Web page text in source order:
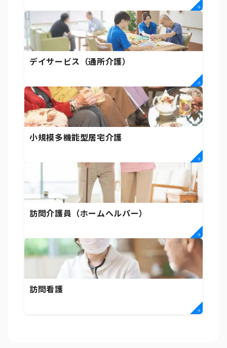
デイサービス（通所介護）
小規模多機能型居宅介護
訪問介護員（ホームヘルパー）
訪問看護